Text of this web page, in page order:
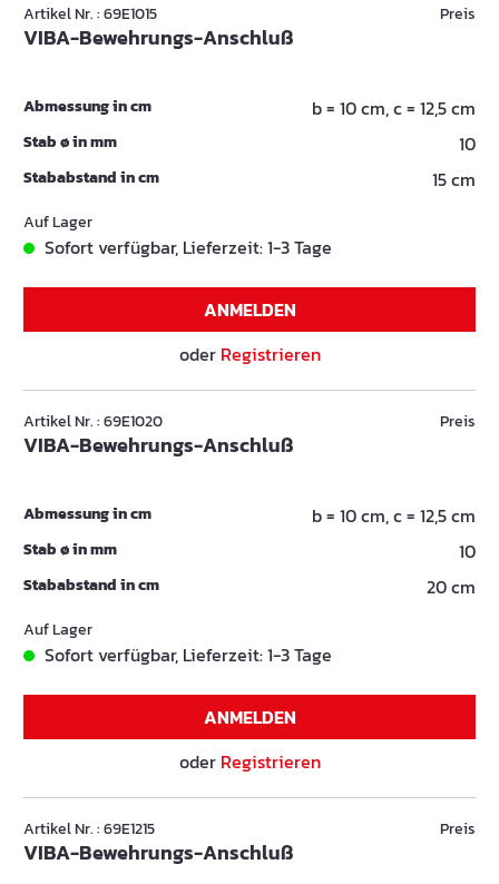
Artikel Nr. : 69E1015
VIBA-Bewehrungs-Anschluß
Preis
Abmessung in cm b = 10 cm, c = 12,5 cm
Stab ø in mm 10
Stababstand in cm 15 cm
Auf Lager
Sofort verfügbar, Lieferzeit: 1-3 Tage
ANMELDEN
oder Registrieren
Artikel Nr. : 69E1020
VIBA-Bewehrungs-Anschluß
Preis
Abmessung in cm b = 10 cm, c = 12,5 cm
Stab ø in mm 10
Stababstand in cm 20 cm
Auf Lager
Sofort verfügbar, Lieferzeit: 1-3 Tage
ANMELDEN
oder Registrieren
Artikel Nr. : 69E1215
VIBA-Bewehrungs-Anschluß
Preis